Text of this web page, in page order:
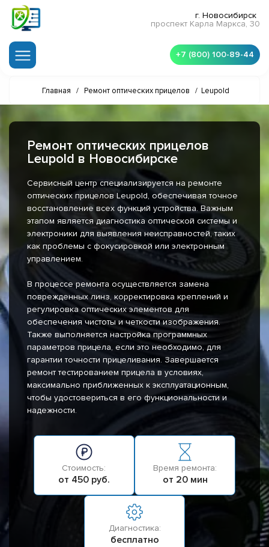
г. Новосибирск
проспект Карла Маркса, 30
+7 (800) 100-89-44
Главная / Ремонт оптических прицелов / Leupold
Ремонт оптических прицелов
Leupold в Новосибирске
Сервисный центр специализируется на ремонте
оптических прицелов Leupold, обеспечивая точное
восстановление всех функций устройства. Важным
этапом является диагностика оптической системы и
электроники для выявления неисправностей, таких
как проблемы с фокусировкой или электронным
управлением.
В процессе ремонта осуществляется замена
поврежденных линз, корректировка креплений и
регулировка оптических элементов для
обеспечения чистоты и четкости изображения.
Также выполняется настройка программных
параметров прицела, если это необходимо, для
гарантии точности прицеливания. Завершается
ремонт тестированием прицела в условиях,
максимально приближенных к эксплуатационным,
чтобы удостовериться в его функциональности и
надежности.
Стоимость:
от 450 руб.
Время ремонта:
от 20 мин
Диагностика:
бесплатно